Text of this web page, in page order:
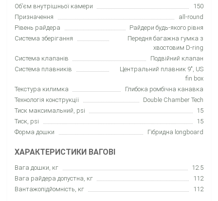
Об’єм внутрішньої камери
150
Призначення
all-round
Рівень райдера
Райдери будь-якого рівня
Система зберігання
Передня багажна гумка з
хвостовим D-ring
Система клапанів
Подвійний клапан
Система плавників
Центральний плавник 9″, US
fin box
Текстура килимка
Глибока ромбічна канавка
Технологія конструкції
Double Chamber Tech
Тиск максимальний, psi
15
Тиск, psi
15
Форма дошки
Гібридна longboard
ХАРАКТЕРИСТИКИ ВАГОВІ
Вага дошки, кг
12.5
Вага райдера допустна, кг
112
Вантажопідйомність, кг
112